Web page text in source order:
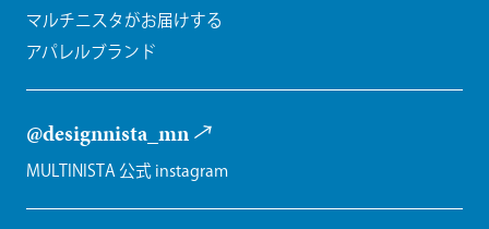
マルチニスタがお届けする
アパレルブランド
@designnista_mn
MULTINISTA 公式 instagram